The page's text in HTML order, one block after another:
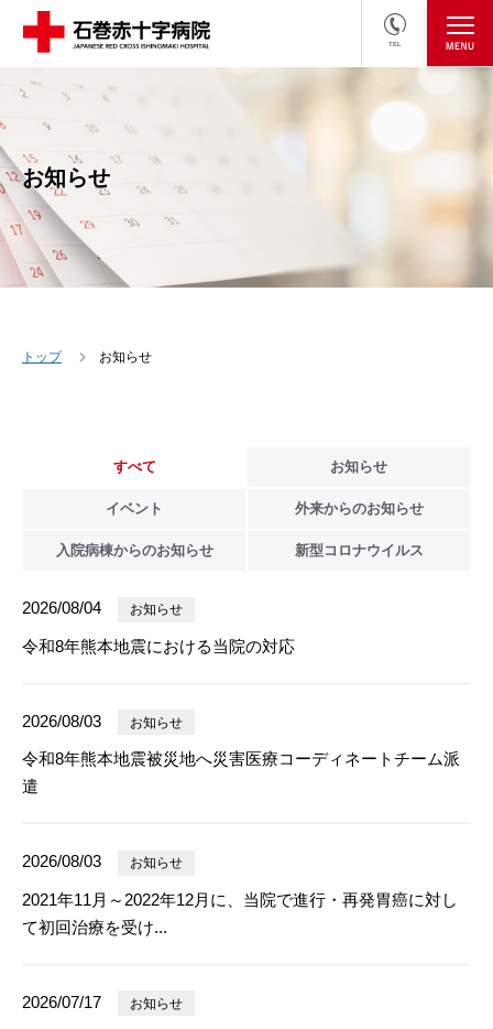
TEL
医療関係者の方
お知らせ
トップ お知らせ
すべて お知らせ
イベント 外来からのお知らせ
入院病棟からのお知らせ 新型 コロナウイルス
2026/08/04 お知らせ
令和8年熊本地震における当院の対応
2026/08/03 お知らせ
令和8年熊本地震被災地へ災害医療コーディネートチーム派
遣
2026/08/03 お知らせ
2021年11月～2022年12月に、当院で進行・再発胃癌に対し
て初回治療を受け...
2026/07/17 お知らせ